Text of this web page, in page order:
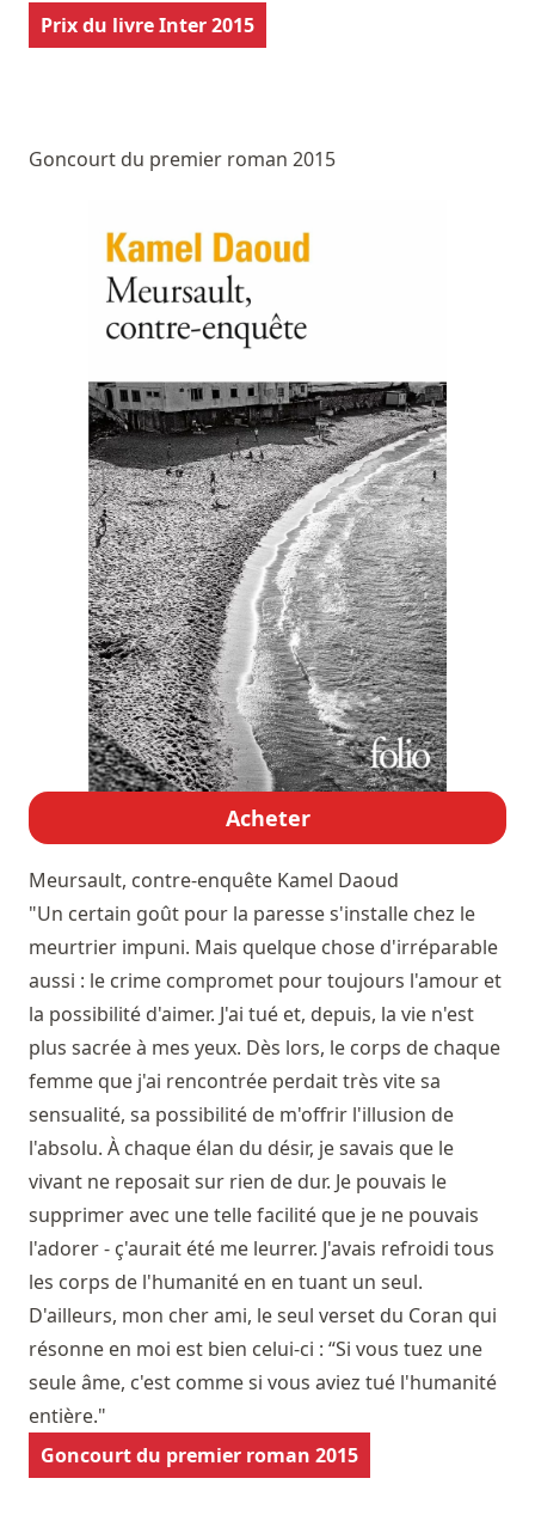
Prix du livre Inter 2015
Goncourt du premier roman 2015
Acheter
Meursault, contre-enquête Kamel Daoud
"Un certain goût pour la paresse s'installe chez le
meurtrier impuni. Mais quelque chose d'irréparable
aussi : le crime compromet pour toujours l'amour et
la possibilité d'aimer. J'ai tué et, depuis, la vie n'est
plus sacrée à mes yeux. Dès lors, le corps de chaque
femme que j'ai rencontrée perdait très vite sa
sensualité, sa possibilité de m'offrir l'illusion de
l'absolu. À chaque élan du désir, je savais que le
vivant ne reposait sur rien de dur. Je pouvais le
supprimer avec une telle facilité que je ne pouvais
l'adorer - ç'aurait été me leurrer. J'avais refroidi tous
les corps de l'humanité en en tuant un seul.
D'ailleurs, mon cher ami, le seul verset du Coran qui
résonne en moi est bien celui-ci : “Si vous tuez une
seule âme, c'est comme si vous aviez tué l'humanité
entière."
Goncourt du premier roman 2015